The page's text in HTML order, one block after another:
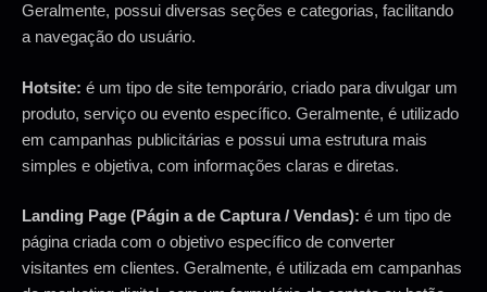
Geralmente, possui diversas seções e categorias, facilitando
a navegação do usuário.
Hotsite: é um tipo de site temporário, criado para divulgar um
produto, serviço ou evento específico. Geralmente, é utilizado
em campanhas publicitárias e possui uma estrutura mais
simples e objetiva, com informações claras e diretas.
Landing Page (Págin a de Captura / Vendas): é um tipo de
página criada com o objetivo específico de converter
visitantes em clientes. Geralmente, é utilizada em campanhas